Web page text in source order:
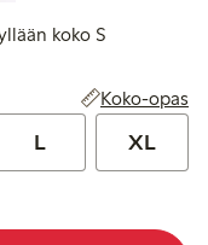
koko S
Koko-opas
L XL